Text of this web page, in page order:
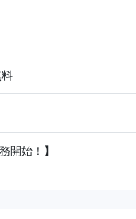
開始！】